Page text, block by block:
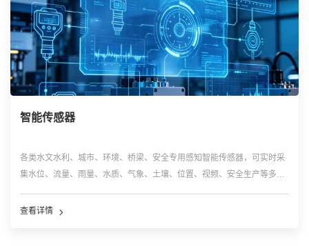
智能传感器
各类水文水利、城市、环境、桥梁、安全专用感知智能传感器，可实时采
集水位、流量、雨量、水质、气象、土壤、位置、视频、安全生产等多维
层数据采集核心入口，广泛应用于水利、环保、安监、农业、市政监测场
查看详情